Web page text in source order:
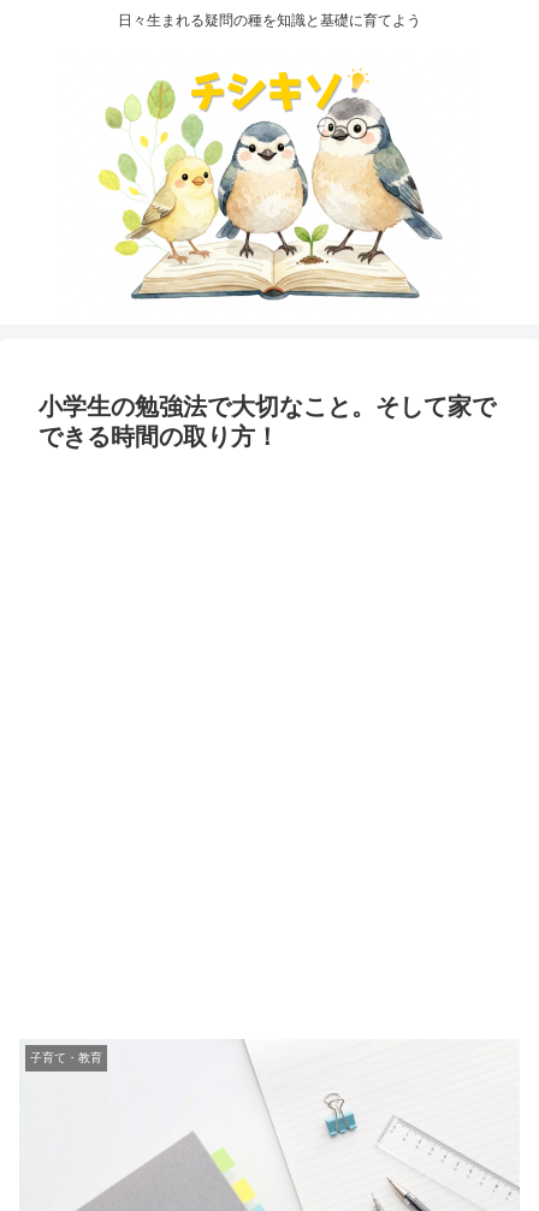
日々生まれる疑問の種を知識と基礎に育てよう
小学生の勉強法で大切なこと。そして家で
できる時間の取り方！
子育て・教育